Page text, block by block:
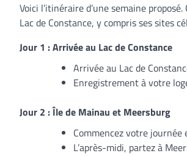
Voici l’itinéraire d’une semaine
Lac de Constance, y compris ses sites
Jour 1 : Arrivée au Lac de Constance
Arrivée au Lac de
Enregistrement à votre
Jour 2 : Île de Mainau et Meersburg
Commencez votre
L’après-midi, partez à